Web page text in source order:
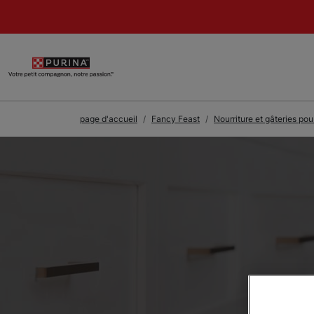
page d'accueil Fancy Feast Nourriture et gâteries